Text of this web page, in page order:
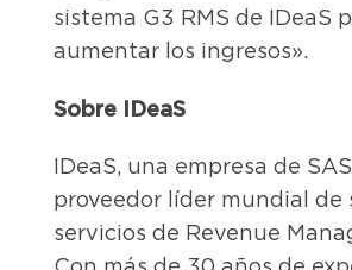
sistema G3 RMS de IDeaS
aumentar los ingresos».
Sobre IDeaS
IDeaS, una empresa de
proveedor líder mundial de
servicios de Revenue